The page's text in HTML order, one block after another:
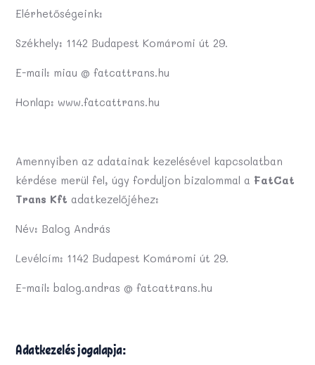
Elérhetőségeink:
Székhely: 1142 Budapest Komáromi út 29.
E-mail: miau @ fatcattrans.hu
Honlap: www.fatcattrans.hu
Amennyiben az adatainak kezelésével kapcsolatban
kérdése merül fel, úgy forduljon bizalommal a FatCat
Trans Kft adatkezelőjéhez:
Név: Balog András
Levélcím: 1142 Budapest Komáromi út 29.
E-mail: balog.andras @ fatcattrans.hu
Adatkezelés jogalapja: